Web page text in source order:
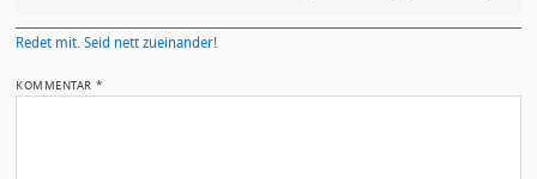
Redet mit. Seid nett zueinander!
KOMMENTAR*